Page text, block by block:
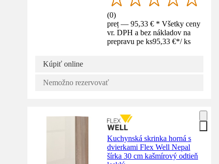
(0)
preț — 95,33 € * Všetky ceny
vr. DPH a bez nákladov na
prepravu pe ks95,33 €*/ ks
Kúpiť online
Nemožno rezervovať
Kuchynská skrinka horná s
dvierkami Flex Well Nepal
šírka 30 cm kašmírový odtieň